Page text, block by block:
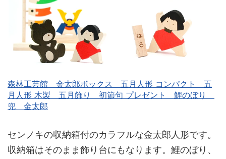
森林工芸館 金太郎ボックス 五月人形 コンパクト 五
月人形 木製 五月飾り 初節句 プレゼント 鯉のぼり
兜 金太郎
センノキの収納箱付のカラフルな金太郎人形です。
収納箱はそのまま飾り台にもなります。鯉のぼり、